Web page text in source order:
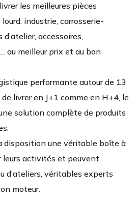
les meilleures pièces
industrie, carrosserie-
accessoires,
au meilleur prix et au bon
performante autour de 13
livrer en J+1 comme en H+4, le
solution complète de produits
disposition une véritable boîte à
leurs activités et peuvent
d’ateliers, véritables experts
moteur.